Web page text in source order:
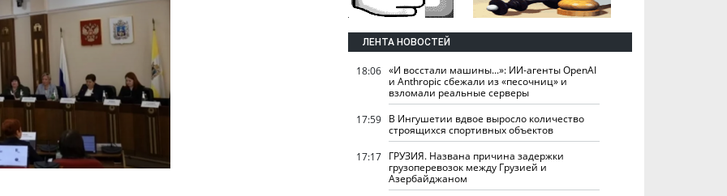
ЛЕНТА НОВОСТЕЙ
18:06 «И восстали машины...»: ИИ-агенты OpenAI
и Anthropic сбежали из «песочниц» и
взломали реальные серверы
17:59 В Ингушетии вдвое выросло количество
строящихся спортивных объектов
17:17 ГРУЗИЯ. Названа причина задержки
грузоперевозок между Грузией и
Азербайджаном